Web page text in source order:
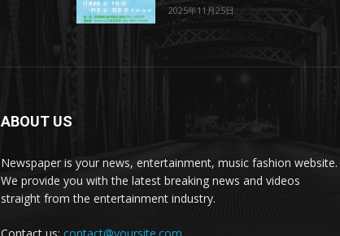
2025年11月25日
ABOUT US
Newspaper is your news, entertainment, music fashion website.
We provide you with the latest breaking news and videos
straight from the entertainment industry.